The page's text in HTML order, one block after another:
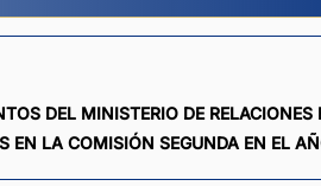
DEL MINISTERIO DE RELACIONES
EN LA COMISIÓN SEGUNDA EN EL